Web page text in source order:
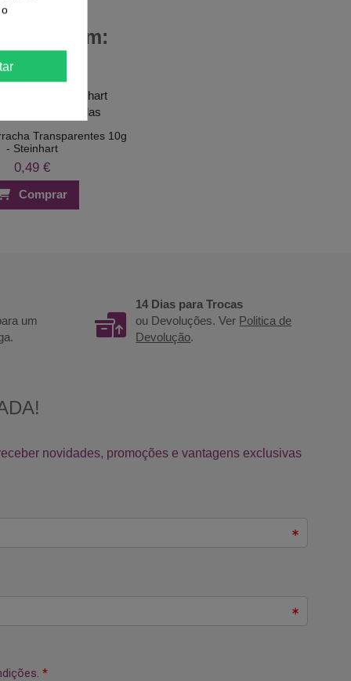
Transparentes 10g
- Steinhart
0,49 €
Comprar
um
14 Dias para Trocas
ou Devoluções. Ver Politica de
Devolução.